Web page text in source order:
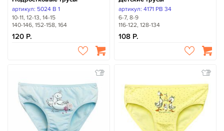
артикул: 5024 B 1
10-11, 12-13, 14-15
140-146, 152-158, 164
120
артикул: 4171 PB 34
6-7, 8-9
116-122, 128-134
108